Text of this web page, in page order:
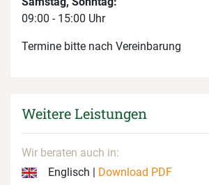
09:00 - 15:00 Uhr
Termine bitte nach Vereinbarung
Weitere Leistungen
Wir beraten auch in:
Englisch |
Download PDF